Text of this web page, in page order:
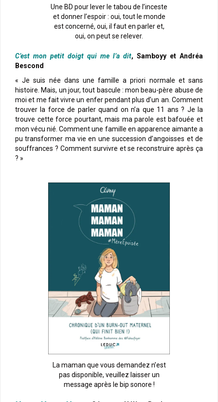
Une BD pour lever le tabou de l’inceste
et donner l’espoir : oui, tout le monde
est concerné, oui, il faut en parler et,
oui, on peut se relever.
C’est mon petit doigt qui me l’a dit, Samboyy et Andréa
Bescond
« Je suis née dans une famille a priori normale et sans
histoire. Mais, un jour, tout bascule : mon beau-père abuse de
moi et me fait vivre un enfer pendant plus d’un an. Comment
trouver la force de parler quand on n’a que 11 ans ? Je la
trouve cette force pourtant, mais ma parole est bafouée et
mon vécu nié. Comment une famille en apparence aimante a
pu transformer ma vie en une succession d’angoisses et de
souffrances ? Comment survivre et se reconstruire après ça
? »
La maman que vous demandez n’est
pas disponible, veuillez laisser un
message après le bip sonore !